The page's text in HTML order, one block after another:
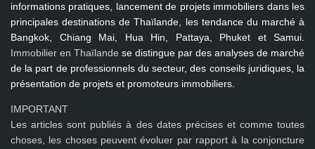
informations pratiques, lancement de projets immobiliers dans les
principales destinations de Thaïlande, les tendance du marché à
Bangkok, Chiang Mai, Hua Hin, Pattaya, Phuket et Samui
Immobilier en Thaïlande se distingue par des analyses de marché
de la part de professionnels du secteur, des conseils juridiques, la
présentation de projets et promoteurs immobiliers.
IMPORTANT
Les articles sont publiés à des dates précises et comme toutes
choses, les choses peuvent évoluer par rapport à la conjoncture